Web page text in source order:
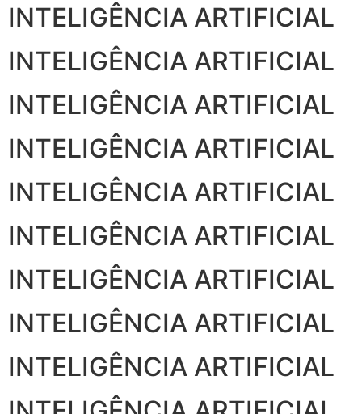
INTELIGÊNCIA ARTIFICIAL
INTELIGÊNCIA ARTIFICIAL
INTELIGÊNCIA ARTIFICIAL
INTELIGÊNCIA ARTIFICIAL
INTELIGÊNCIA ARTIFICIAL
INTELIGÊNCIA ARTIFICIAL
INTELIGÊNCIA ARTIFICIAL
INTELIGÊNCIA ARTIFICIAL
INTELIGÊNCIA ARTIFICIAL